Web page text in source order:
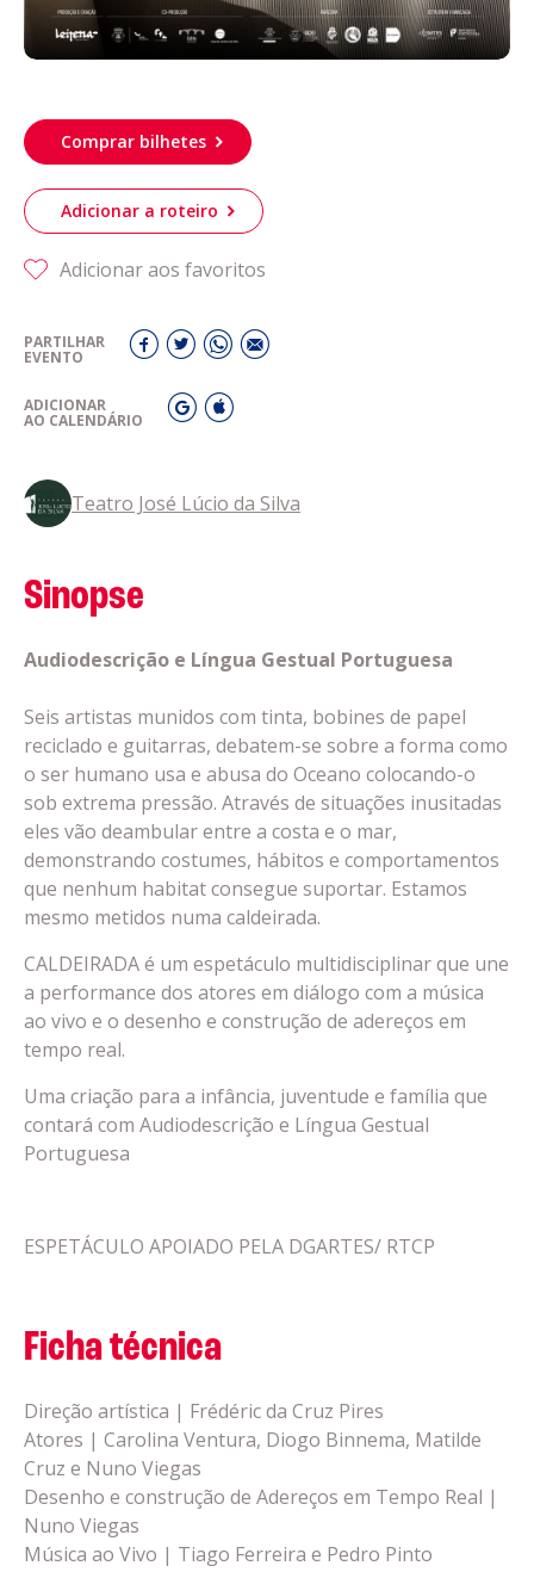
Comprar bilhetes
Adicionar a roteiro
Adicionar aos favoritos
PARTILHAR
EVENTO
ADICIONAR
AO CALENDÁRIO
Teatro José Lúcio da Silva
Sinopse
Audiodescrição e Língua Gestual Portuguesa
Seis artistas munidos com tinta, bobines de papel
reciclado e guitarras, debatem-se sobre a forma como
o ser humano usa e abusa do Oceano colocando-o
sob extrema pressão. Através de situações inusitadas
eles vão deambular entre a costa e o mar,
demonstrando costumes, hábitos e comportamentos
que nenhum habitat consegue suportar. Estamos
mesmo metidos numa caldeirada.
CALDEIRADA é um espetáculo multidisciplinar que une
a performance dos atores em diálogo com a música
ao vivo e o desenho e construção de adereços em
tempo real.
Uma criação para a infância, juventude e família que
contará com Audiodescrição e Língua Gestual
Portuguesa
ESPETÁCULO APOIADO PELA DGARTES/ RTCP
Ficha técnica
Direção artística | Frédéric da Cruz Pires
Atores | Carolina Ventura, Diogo Binnema, Matilde
Cruz e Nuno Viegas
Desenho e construção de Adereços em Tempo Real |
Nuno Viegas
Música ao Vivo | Tiago Ferreira e Pedro Pinto